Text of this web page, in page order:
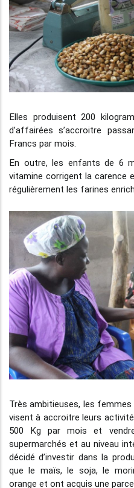
Elles produisent 200
d’affairées s’accroitre
Francs par mois.
En outre, les enfants de 6
vitamine corrigent la carence
régulièrement les farines
Très ambitieuses, les femmes
visent à accroitre leurs
500 Kg par mois et
supermarchés et au niveau
décidé d’investir dans la
que le maïs, le soja, le
orange et ont acquis une